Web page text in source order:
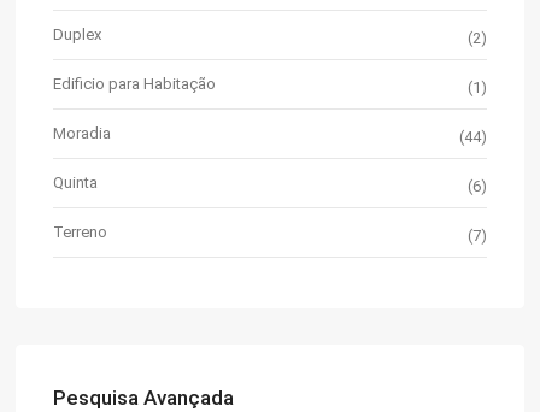
Duplex (2)
Edificio para Habitação (1)
Moradia (44)
Quinta (6)
Terreno (7)
Pesquisa Avançada